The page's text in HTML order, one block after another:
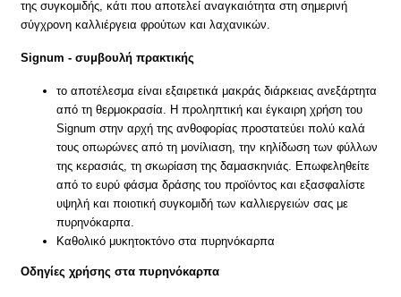
της συγκομιδής, κάτι που αποτελεί αναγκαιότητα στη σημερινή
σύγχρονη καλλιέργεια φρούτων και λαχανικών.
Signum - συμβουλή πρακτικής
το αποτέλεσμα είναι εξαιρετικά μακράς διάρκειας ανεξάρτητα
από τη θερμοκρασία. Η προληπτική και έγκαιρη χρήση του
Signum στην αρχή της ανθοφορίας προστατεύει πολύ καλά
τους οπωρώνες από τη μονίλιαση, την κηλίδωση των φύλλων
της κερασιάς, τη σκωρίαση της δαμασκηνιάς. Επωφεληθείτε
από το ευρύ φάσμα δράσης του προϊόντος και εξασφαλίστε
υψηλή και ποιοτική συγκομιδή των καλλιεργειών σας με
πυρηνόκαρπα.
Καθολικό μυκητοκτόνο στα πυρηνόκαρπα
Οδηγίες χρήσης στα πυρηνόκαρπα